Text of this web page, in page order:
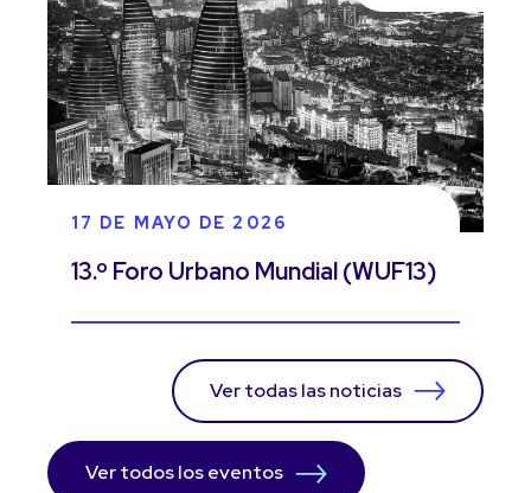
17 DE MAYO DE 2026
13.º Foro Urbano Mundial (WUF13)
Ver todas las noticias
Ver todos los eventos